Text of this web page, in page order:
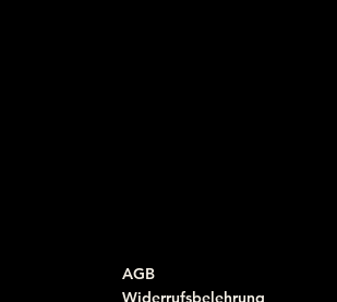
AGB
Widerrufsbelehrung